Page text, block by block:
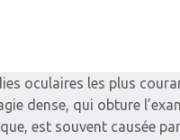
oculaires les plus
dense, qui obture
est souvent causée